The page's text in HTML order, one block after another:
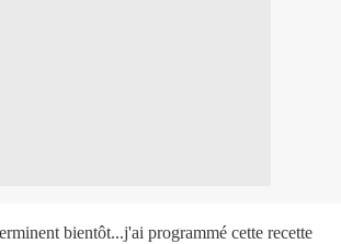
bientôt...j'ai programmé cette recette